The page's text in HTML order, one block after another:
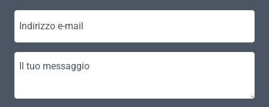
Indirizzo e-mail
Il tuo messaggio